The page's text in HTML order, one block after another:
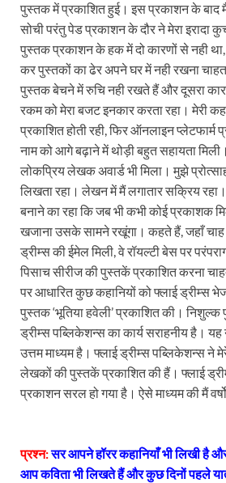
पुस्तक में प्रकाशित हुई। इस प्रकाशन के बाद
सोची परंतु पेड प्रकाशन के दौर ने मेरा इरादा
पुस्तक प्रकाशन के हक में दो कारणों से नही
कर पुस्तकों का ढेर अपने घर में नही रखना
पुस्तक बेचने में रुचि नही रखते हैं और दूसरा
रकम को मेरा बजट इनकार करता रहा। मेरी
प्रकाशित होती रही, फिर ऑनलाइन प्लेटफार्म
नाम को आगे बढ़ाने में थोड़ी बहुत सहायता
लोकप्रिय लेखक अवार्ड भी मिला। मुझे
लिखता रहा। लेखन में मैं लगातार सक्रिय रहा।
बनाने का रहा कि जब भी कभी कोई प्रकाशक
खजाना उसके सामने रखूंगा। कहते हैं, जहाँ चाह
ड्रीम्स की ईमेल मिली, वे रॉयल्टी बेस पर
पिसाच सीरीज की पुस्तकें प्रकाशित करना
पर आधारित कुछ कहानियों को फ्लाई ड्रीम्स
पुस्तक ‘भूतिया हवेली’ प्रकाशित की।
ड्रीम्स पब्लिकेशन्स का कार्य सराहनीय है।
उत्तम माध्यम है। फ्लाई ड्रीम्स पब्लिकेशन्स ने
लेखकों की पुस्तकें प्रकाशित की हैं। फ्लाई
प्रकाशन सरल हो गया है। ऐसे माध्यम की मैं
प्रश्न:सर आपने हॉरर कहानियाँ भी लिखी है
आप कविता भी लिखते हैं और कुछ दिनों पहले